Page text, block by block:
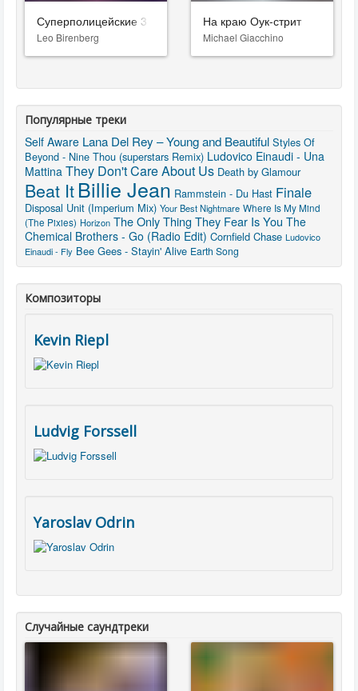
Суперполицейские 3
Leo Birenberg
На краю Оук-стрит
Michael Giacchino
Популярные треки
Self Aware Lana Del Rey – Young and Beautiful Styles Of
Beyond - Nine Thou (superstars Remix) Ludovico Einaudi - Una
Mattina They Don't Care About Us Death by Glamour
Beat ItBillie Jean Rammstein - Du Hast Finale
Disposal Unit (Imperium Mix) Your Best Nightmare Where Is My Mind
(The Pixies) Horizon The Only Thing They Fear Is You The
Chemical Brothers - Go (Radio Edit) Cornfield Chase Ludovico
Einaudi - Fly Bee Gees - Stayin' Alive Earth Song
Композиторы
Kevin Riepl
Ludvig Forssell
Yaroslav Odrin
Случайные саундтреки